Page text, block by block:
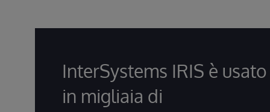
InterSystems IRIS è usato
in migliaia di